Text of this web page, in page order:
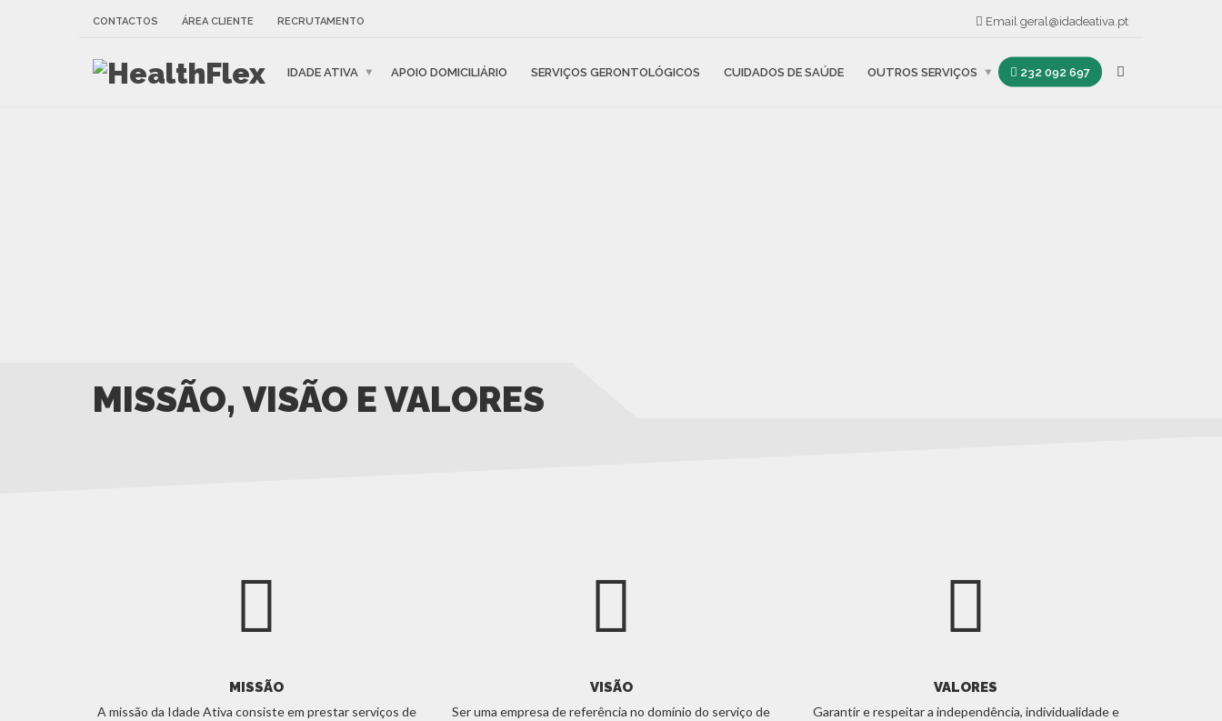
CONTACTOS ÁREA CLIENTE RECRUTAMENTO Email geral@idadeativa.pt
IDADE ATIVA APOIO DOMICILIÁRIO SERVIÇOS GERONTOLÓGICOS CUIDADOS DE SAÚDE OUTROS SERVIÇOS 232 092 697
MISSÃO, VISÃO E VALORES
MISSÃO
A missão da Idade Ativa consiste em prestar serviços de
VISÃO
Ser uma empresa de referência no domínio do serviço de
VALORES
Garantir e respeitar a independência, individualidade e